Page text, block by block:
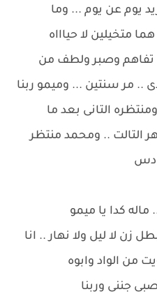
يوم عن يوم ... وما
متخيلين لا حياااه
تفاهم وصبر ولطف من
مر سنتين ... وميمو ربنا
التانى بعد ما
التالت .. ومحمد منتظر
ماله كدا يا ميمو
لا ليل ولا نهار .. انا
من الواد وابوه
جننى وربنا